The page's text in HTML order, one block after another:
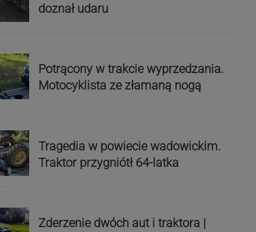
doznał udaru
Potrącony w trakcie wyprzedzania.
Motocyklista ze złamaną nogą
Tragedia w powiecie wadowickim.
Traktor przygniótł 64-latka
Zderzenie dwóch aut i traktora |